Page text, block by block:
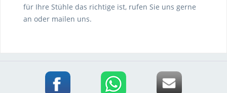
für Ihre Stühle das richtige ist, rufen Sie uns gerne
an oder mailen uns.